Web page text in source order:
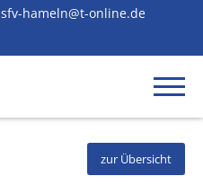
zur Übersicht
sfv-hameln@t-online.de